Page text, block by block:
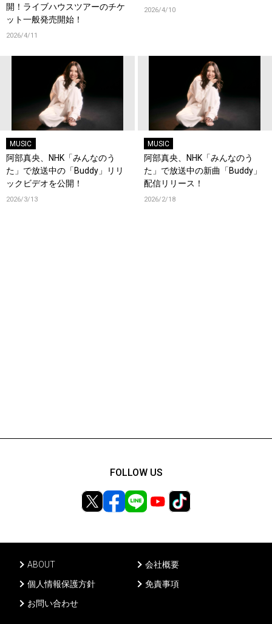
開！ライブハウスツアーのチケ
ット一般発売開始！
2026/4/11
2026/4/10
MUSIC
阿部真央、NHK「みんなのう
た」で放送中の「Buddy」リリ
ックビデオを公開！
2026/3/13
MUSIC
阿部真央、NHK「みんなのう
た」で放送中の新曲「Buddy」
配信リリース！
2026/2/18
ABOUT
会社概要
個人情報保護方針
免責事項
お問い合わせ
FOLLOW US